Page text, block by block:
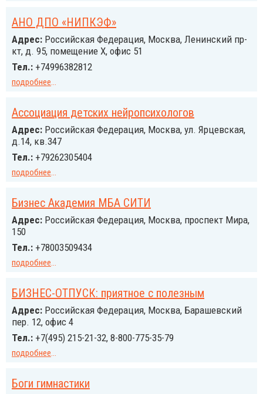
АНО ДПО «НИПКЭФ»
Адрес: Российcкая Федерация, Москва, Ленинский пр-
кт, д. 95, помещение Х, офис 51
Тел.: +74996382812
подробнее...
Ассоциация детских нейропсихологов
Адрес: Российcкая Федерация, Москва, ул. Ярцевская,
д.14, кв.347
Тел.: +79262305404
подробнее...
Бизнес Академия МБА СИТИ
Адрес: Российcкая Федерация, Москва, проспект Мира,
150
Тел.: +78003509434
подробнее...
БИЗНЕС-ОТПУСК: приятное с полезным
Адрес: Российcкая Федерация, Москва, Барашевский
пер. 12, офис 4
Тел.: +7(495) 215-21-32, 8-800-775-35-79
подробнее...
Боги гимнастики